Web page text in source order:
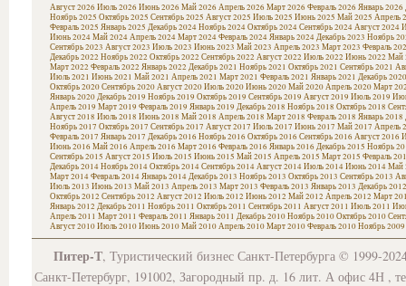
Август 2026 Июль 2026 Июнь 2026 Май 2026 Апрель 2026 Март 2026 Февраль 2026 Январь 2026
Ноябрь 2025 Октябрь 2025 Сентябрь 2025 Август 2025 Июль 2025 Июнь 2025 Май 2025 Апрель
Февраль 2025 Январь 2025 Декабрь 2024Ноябрь 2024Октябрь 2024Сентябрь 2024Август 2024
Июнь 2024Май 2024Апрель 2024Март 2024Февраль 2024Январь 2024Декабрь 2023 Ноябрь
Сентябрь 2023 Август 2023 Июль 2023 Июнь 2023 Май 2023 Апрель 2023 Март 2023 Февраль
Декабрь 2022 Ноябрь 2022 Октябрь 2022 Сентябрь 2022 Август 2022 Июль 2022 Июнь 2022 Май
Март 2022 Февраль 2022 Январь 2022 Декабрь 2021 Ноябрь 2021 Октябрь 2021 Сентябрь 2021
Июль 2021 Июнь 2021 Май 2021 Апрель 2021 Март 2021 Февраль 2021 Январь 2021 Декабрь 2020
Октябрь 2020Сентябрь 2020Август 2020Июль 2020Июнь 2020Май 2020Апрель 2020Март
Январь 2020Декабрь 2019 Ноябрь 2019 Октябрь 2019 Сентябрь 2019 Август 2019 Июль 2019
Апрель 2019 Март 2019 Февраль 2019 Январь 2019 Декабрь 2018 Ноябрь 2018 Октябрь 2018
Август 2018 Июль 2018 Июнь 2018 Май 2018 Апрель 2018 Март 2018 Февраль 2018 Январь 2018
Ноябрь 2017 Октябрь 2017 Сентябрь 2017 Август 2017 Июль 2017 Июнь 2017 Май 2017 Апрель
Февраль 2017 Январь 2017 Декабрь 2016 Ноябрь 2016 Октябрь 2016 Сентябрь 2016 Август 2016
Июнь 2016 Май 2016 Апрель 2016 Март 2016 Февраль 2016 Январь 2016 Декабрь 2015 Ноябрь
Сентябрь 2015 Август 2015 Июль 2015 Июнь 2015 Май 2015 Апрель 2015 Март 2015 Февраль
Декабрь 2014Ноябрь 2014Октябрь 2014Сентябрь 2014Август 2014Июль 2014Июнь 2014Май
Март 2014Февраль 2014Январь 2014Декабрь 2013 Ноябрь 2013 Октябрь 2013 Сентябрь 2013
Июль 2013 Июнь 2013 Май 2013 Апрель 2013 Март 2013 Февраль 2013 Январь 2013 Декабрь 2012
Октябрь 2012 Сентябрь 2012 Август 2012 Июль 2012 Июнь 2012 Май 2012 Апрель 2012 Март
Январь 2012 Декабрь 2011 Ноябрь 2011 Октябрь 2011 Сентябрь 2011 Август 2011 Июль 2011
Апрель 2011 Март 2011 Февраль 2011 Январь 2011 Декабрь 2010Ноябрь 2010Октябрь 2010
Август 2010Июль 2010Июнь 2010Май 2010Апрель 2010Март 2010Февраль 2010Ноябрь 2009
Питер-Т, Туристический бизнес Санкт-Петербурга © 1999-
Санкт-Петербург, 191002, Загородный пр. д. 16 лит. А офис 4Н ,